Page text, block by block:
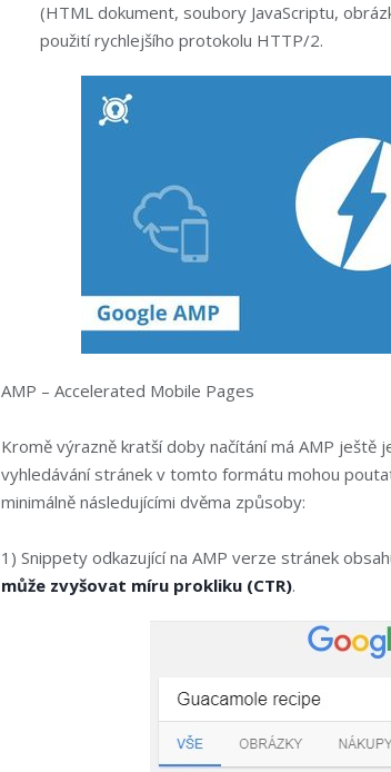
(HTML dokument, soubory JavaScriptu,
použití rychlejšího protokolu HTTP/2.
AMP – Accelerated Mobile Pages
Kromě výrazně kratší doby načítání má AMP ještě
vyhledávání stránek v tomto formátu mohou
minimálně následujícími dvěma způsoby:
1) Snippety odkazující na AMP verze stránek
může zvyšovat míru prokliku (CTR).